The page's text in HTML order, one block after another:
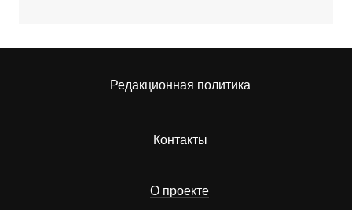
Редакционная политика
Контакты
О проекте